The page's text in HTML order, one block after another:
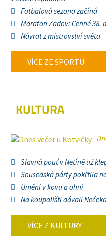
Fotbalová sezona začíná
Maraton Zadov: Cenné
Návrat z mistrovství světa
VÍCE ZE SPORTU
KULTURA
Slavná pouť v Netíně už
Sousedská párty pokřtila
Umění v kovu a ohni
Na koupališti dávali
VÍCE Z KULTURY